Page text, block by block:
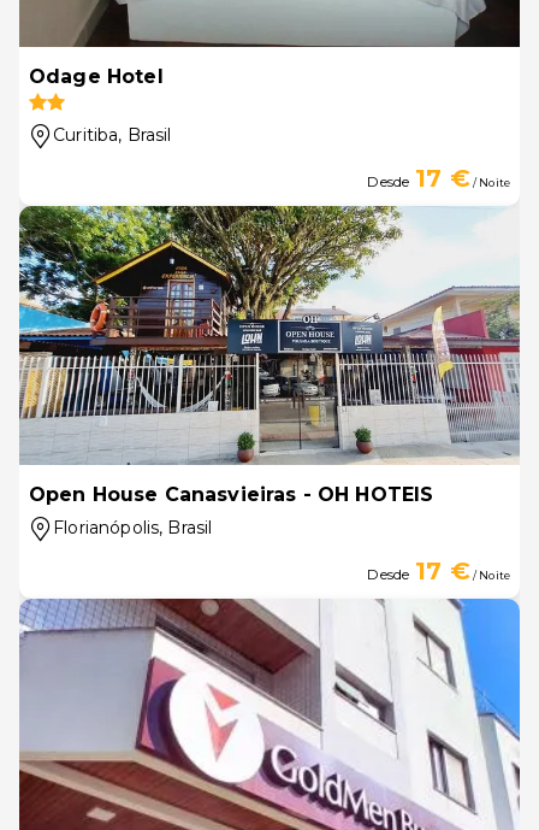
Odage Hotel
Curitiba, Brasil
Desde 17 €/ Noite
Open House Canasvieiras - OH HOTEIS
Florianópolis, Brasil
Desde 17 €/ Noite